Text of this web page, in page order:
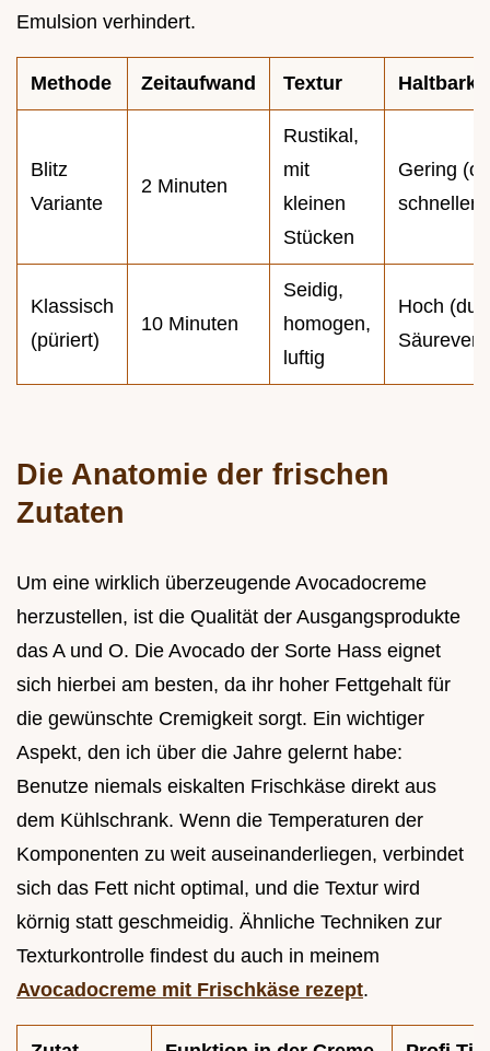
Emulsion verhindert.
Methode Zeitaufwand Textur
Blitz
Variante
2 Minuten
Rustikal,
mit
kleinen
Stücken
Gering
schneller)
Klassisch
(püriert)
10 Minuten
Seidig,
homogen,
luftig
Hoch
Die Anatomie der frischen
Zutaten
Um eine wirklich überzeugende Avocadocreme
herzustellen, ist die Qualität der Ausgangsprodukte
das A und O. Die Avocado der Sorte Hass eignet
sich hierbei am besten, da ihr hoher Fettgehalt für
die gewünschte Cremigkeit sorgt. Ein wichtiger
Aspekt, den ich über die Jahre gelernt habe:
Benutze niemals eiskalten Frischkäse direkt aus
dem Kühlschrank. Wenn die Temperaturen der
Komponenten zu weit auseinanderliegen, verbindet
sich das Fett nicht optimal, und die Textur wird
körnig statt geschmeidig. Ähnliche Techniken zur
Texturkontrolle findest du auch in meinem
Avocadocreme mit Frischkäse rezept.